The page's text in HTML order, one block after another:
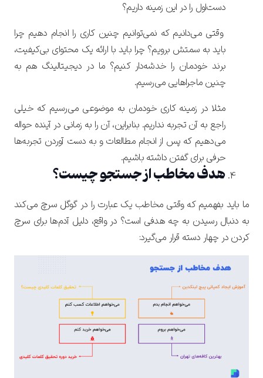
دست‌اول را در این زمینه داریم؟
وقتی می‌دانیم که نمی‌توانیم چنین کاری را انجام دهیم چرا
باید به سمتش برویم؟ چرا باید با ارائه یک محتوای بی‌کیفیت،
برند خودمان را خدشه‌دار کنیم؟ ما در دیجیتالینگ هم به
چنین ماجراهایی می‌رسیم.
مثلا در زمینه کاری خودمان به موضوعی می‌رسیم که خیلی
راجع به آن تجربه نداریم. بنابراین، آن را به زمانی در آینده حواله
می‌دهیم که پس از انجام مطالعات و به دست آوردن تجربه‌ها
حرفی برای گفتن داشته باشیم.
هدف مخاطب از جستجو چیست؟
ما باید بفهمیم که وقتی مخاطب یک عبارت را در گوگل سرچ می‌کند
به دنبال رسیدن به چه هدفی است؟ در واقع، دلیل آدم‌ها برای سرچ
کردن در چهار دسته قرار می‌گیرد: